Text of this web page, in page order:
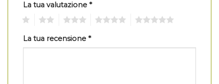
La tua valutazione *
La tua recensione *